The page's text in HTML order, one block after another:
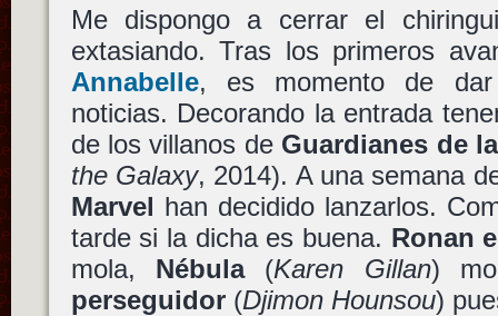
Me dispongo a cerrar el
extasiando. Tras los primeros
Annabelle, es momento de
noticias. Decorando la entrada
de los villanos de Guardianes de
the Galaxy, 2014). A una semana
Marvel han decidido lanzarlos.
tarde si la dicha es buena. Ronan
mola, Nébula(Karen Gillan)
perseguidor(Djimon Hounsou)